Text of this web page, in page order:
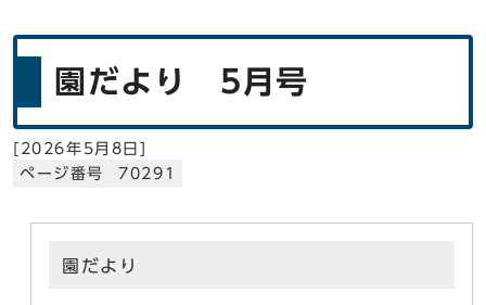
園だより 5月号
[ 2026年5月8日]
ページ番号 70291
園だより